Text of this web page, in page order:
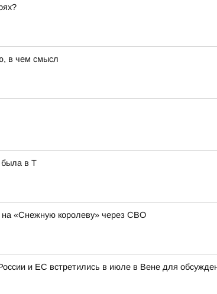
в чем смысл
в Т
на «Снежную королеву» через СВО
и ЕС встретились в июле в Вене для